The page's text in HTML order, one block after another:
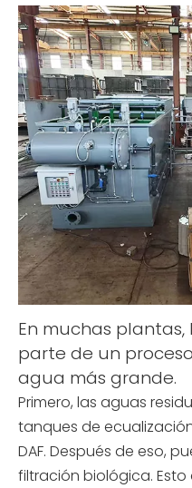
En muchas plantas,
parte de un
agua más grande.
Primero, las aguas
tanques de
DAF. Después de eso,
filtración biológica.